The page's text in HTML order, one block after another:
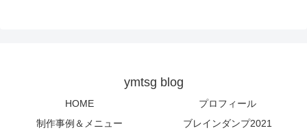
ymtsg blog
HOME
プロフィール
制作事例＆メニュー
ブレインダンプ2021